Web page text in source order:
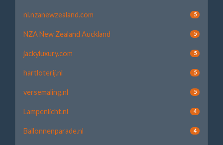
nl.nzanewzealand.com 5
NZA New Zealand Auckland 5
jackyluxury.com 5
hartloterij.nl 5
versemaling.nl 5
Lampenlicht.nl 4
Ballonnenparade.nl 4